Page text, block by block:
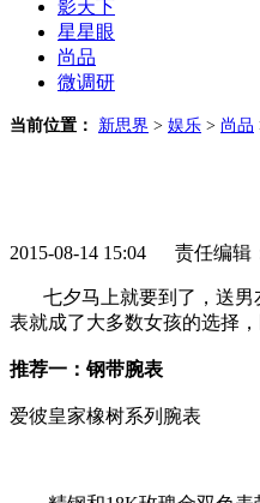
影天下
星星眼
尚品
微调研
当前位置： 新思界 > 娱乐 > 尚品
2015-08-14 15:04 责任编
七夕马上就要到了，送男
表就成了大多数女孩的选择
推荐一：钢带腕表
爱彼皇家橡树系列腕表